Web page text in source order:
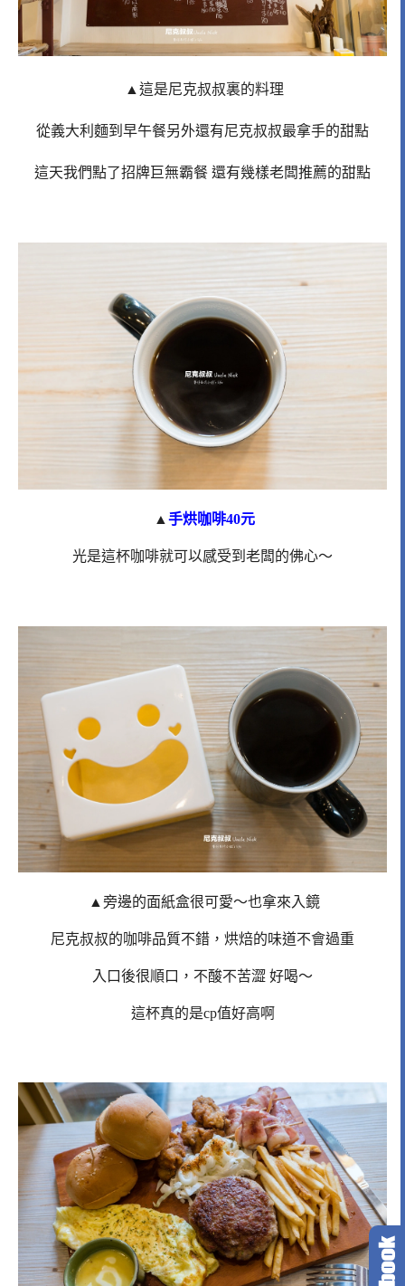
▲這是尼克叔叔裏的料理
從義大利麵到早午餐另外還有尼克叔叔最拿手的甜點
這天我們點了招牌巨無霸餐 還有幾樣老闆推薦的甜點
▲ 手烘咖啡40元
光是這杯咖啡就可以感受到老闆的佛心～
▲旁邊的面紙盒很可愛～也拿來入鏡
尼克叔叔的咖啡品質不錯，烘焙的味道不會過重
入口後很順口，不酸不苦澀 好喝～
這杯真的是cp值好高啊